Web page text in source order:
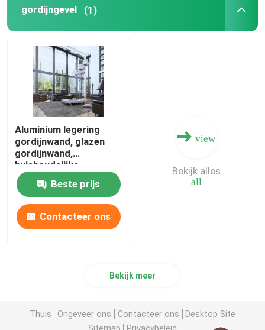
gordijngevel (1)
Aluminium legering
gordijnwand, glazen
gordijnwand,
huishoudelijke
gordijnwand,
technische
gordijnwand, high-end
gordijnwand
Beste prijs
Contacteer ons
view
all
Bekijk alles
Bekijk meer
Thuis Ongeveer ons Contacteer ons
Desktop Site